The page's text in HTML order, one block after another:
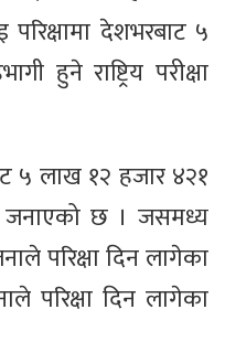
देशभरबाट ५
हुने राष्ट्रिय परीक्षा
५ लाख १२ हजार ४२१
जनाएको छ । जसमध्य
परिक्षा दिन लागेका
परिक्षा दिन लागेका